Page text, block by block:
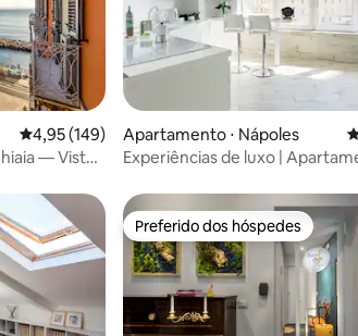
4,95 de uma avaliação média de 5, 149
4,95 (149)
— Vista
Apartamento ⋅ Nápoles
Experiências de luxo |
Preferido dos hóspedes
Preferido dos hóspedes